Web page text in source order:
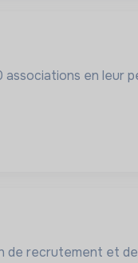
associations en leur
de recrutement et